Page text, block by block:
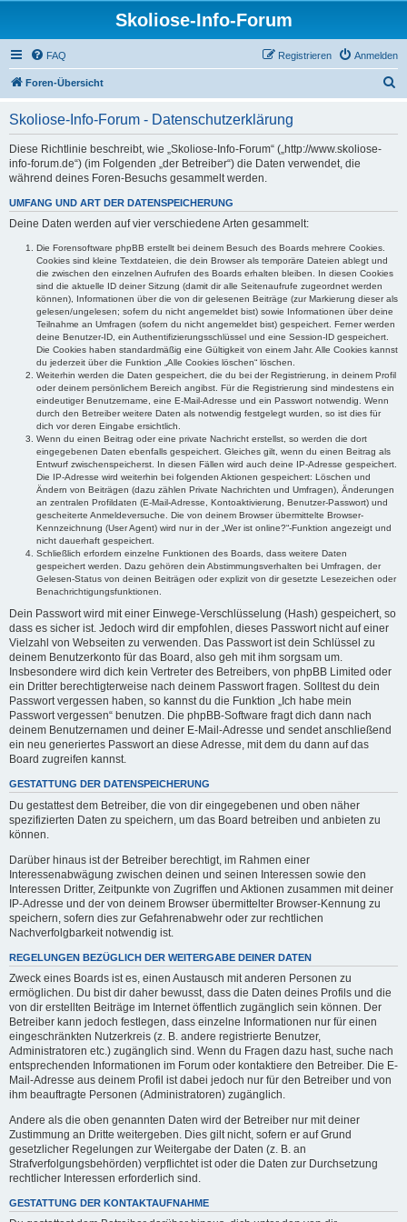
Skoliose-Info-Forum
FAQ Anmelden
Registrieren
Foren-Übersicht
Skoliose-Info-Forum - Datenschutzerklärung
Diese Richtlinie beschreibt, wie „Skoliose-Info-Forum“ („http://www.skoliose-
info-forum.de“) (im Folgenden „der Betreiber“) die Daten verwendet, die
während deines Foren-Besuchs gesammelt werden.
UMFANG UND ART DER DATENSPEICHERUNG
Deine Daten werden auf vier verschiedene Arten gesammelt:
Die Forensoftware phpBB erstellt bei deinem Besuch des Boards mehrere Cookies.
Cookies sind kleine Textdateien, die dein Browser als temporäre Dateien ablegt und
die zwischen den einzelnen Aufrufen des Boards erhalten bleiben. In diesen Cookies
sind die aktuelle ID deiner Sitzung (damit dir alle Seitenaufrufe zugeordnet werden
können), Informationen über die von dir gelesenen Beiträge (zur Markierung dieser als
gelesen/ungelesen; sofern du nicht angemeldet bist) sowie Informationen über deine
Teilnahme an Umfragen (sofern du nicht angemeldet bist) gespeichert. Ferner werden
deine Benutzer-ID, ein Authentifizierungsschlüssel und eine Session-ID gespeichert.
Die Cookies haben standardmäßig eine Gültigkeit von einem Jahr. Alle Cookies kannst
du jederzeit über die Funktion „Alle Cookies löschen“ löschen.
Weiterhin werden die Daten gespeichert, die du bei der Registrierung, in deinem Profil
oder deinem persönlichem Bereich angibst. Für die Registrierung sind mindestens ein
eindeutiger Benutzername, eine E-Mail-Adresse und ein Passwort notwendig. Wenn
durch den Betreiber weitere Daten als notwendig festgelegt wurden, so ist dies für
dich vor deren Eingabe ersichtlich.
Wenn du einen Beitrag oder eine private Nachricht erstellst, so werden die dort
eingegebenen Daten ebenfalls gespeichert. Gleiches gilt, wenn du einen Beitrag als
Entwurf zwischenspeicherst. In diesen Fällen wird auch deine IP-Adresse gespeichert.
Die IP-Adresse wird weiterhin bei folgenden Aktionen gespeichert: Löschen und
Ändern von Beiträgen (dazu zählen Private Nachrichten und Umfragen), Änderungen
an zentralen Profildaten (E-Mail-Adresse, Kontoaktivierung, Benutzer-Passwort) und
gescheiterte Anmeldeversuche. Die von deinem Browser übermittelte Browser-
Kennzeichnung (User Agent) wird nur in der „Wer ist online?“-Funktion angezeigt und
nicht dauerhaft gespeichert.
Schließlich erfordern einzelne Funktionen des Boards, dass weitere Daten
gespeichert werden. Dazu gehören dein Abstimmungsverhalten bei Umfragen, der
Gelesen-Status von deinen Beiträgen oder explizit von dir gesetzte Lesezeichen oder
Benachrichtigungsfunktionen.
Dein Passwort wird mit einer Einwege-Verschlüsselung (Hash) gespeichert, so
dass es sicher ist. Jedoch wird dir empfohlen, dieses Passwort nicht auf einer
Vielzahl von Webseiten zu verwenden. Das Passwort ist dein Schlüssel zu
deinem Benutzerkonto für das Board, also geh mit ihm sorgsam um.
Insbesondere wird dich kein Vertreter des Betreibers, von phpBB Limited oder
ein Dritter berechtigterweise nach deinem Passwort fragen. Solltest du dein
Passwort vergessen haben, so kannst du die Funktion „Ich habe mein
Passwort vergessen“ benutzen. Die phpBB-Software fragt dich dann nach
deinem Benutzernamen und deiner E-Mail-Adresse und sendet anschließend
ein neu generiertes Passwort an diese Adresse, mit dem du dann auf das
Board zugreifen kannst.
GESTATTUNG DER DATENSPEICHERUNG
Du gestattest dem Betreiber, die von dir eingegebenen und oben näher
spezifizierten Daten zu speichern, um das Board betreiben und anbieten zu
können.
Darüber hinaus ist der Betreiber berechtigt, im Rahmen einer
Interessenabwägung zwischen deinen und seinen Interessen sowie den
Interessen Dritter, Zeitpunkte von Zugriffen und Aktionen zusammen mit deiner
IP-Adresse und der von deinem Browser übermittelter Browser-Kennung zu
speichern, sofern dies zur Gefahrenabwehr oder zur rechtlichen
Nachverfolgbarkeit notwendig ist.
REGELUNGEN BEZÜGLICH DER WEITERGABE DEINER DATEN
Zweck eines Boards ist es, einen Austausch mit anderen Personen zu
ermöglichen. Du bist dir daher bewusst, dass die Daten deines Profils und die
von dir erstellten Beiträge im Internet öffentlich zugänglich sein können. Der
Betreiber kann jedoch festlegen, dass einzelne Informationen nur für einen
eingeschränkten Nutzerkreis (z. B. andere registrierte Benutzer,
Administratoren etc.) zugänglich sind. Wenn du Fragen dazu hast, suche nach
entsprechenden Informationen im Forum oder kontaktiere den Betreiber. Die E-
Mail-Adresse aus deinem Profil ist dabei jedoch nur für den Betreiber und von
ihm beauftragte Personen (Administratoren) zugänglich.
Andere als die oben genannten Daten wird der Betreiber nur mit deiner
Zustimmung an Dritte weitergeben. Dies gilt nicht, sofern er auf Grund
gesetzlicher Regelungen zur Weitergabe der Daten (z. B. an
Strafverfolgungsbehörden) verpflichtet ist oder die Daten zur Durchsetzung
rechtlicher Interessen erforderlich sind.
GESTATTUNG DER KONTAKTAUFNAHME